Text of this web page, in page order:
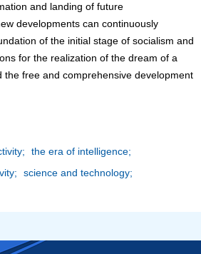
and landing of future
developments can continuously
of the initial stage of socialism and
for the realization of the dream of a
the free and comprehensive development
the era of intelligence;
science and technology;